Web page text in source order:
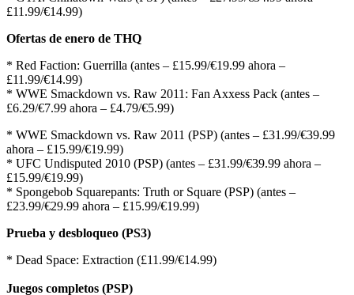
£11.99/€14.99)
Ofertas de enero de THQ
* Red Faction: Guerrilla (antes – £15.99/€19.99 ahora –
£11.99/€14.99)
* WWE Smackdown vs. Raw 2011: Fan Axxess Pack (antes –
£6.29/€7.99 ahora – £4.79/€5.99)
* WWE Smackdown vs. Raw 2011 (PSP) (antes – £31.99/€39.99
ahora – £15.99/€19.99)
* UFC Undisputed 2010 (PSP) (antes – £31.99/€39.99 ahora –
£15.99/€19.99)
* Spongebob Squarepants: Truth or Square (PSP) (antes –
£23.99/€29.99 ahora – £15.99/€19.99)
Prueba y desbloqueo (PS3)
* Dead Space: Extraction (£11.99/€14.99)
Juegos completos (PSP)